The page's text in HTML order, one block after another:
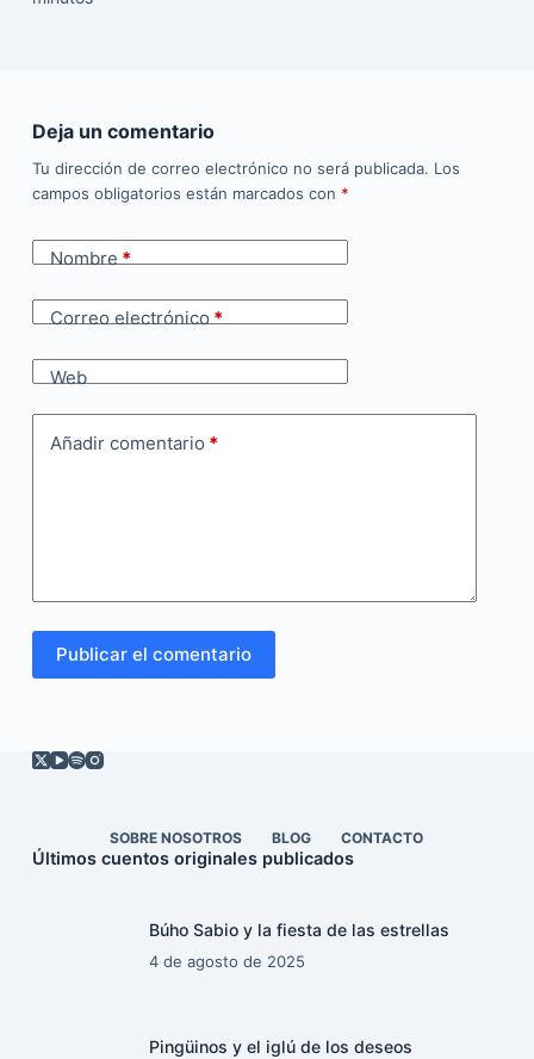
Deja un comentario
Tu dirección de correo electrónico no será publicada. Los
campos obligatorios están marcados con *
Nombre*
Correo electrónico*
Web
Añadir comentario *
Publicar el comentario
SOBRE NOSOTROS BLOG CONTACTO
Últimos cuentos originales publicados
Búho Sabio y la fiesta de las estrellas
4 de agosto de 2025
Pingüinos y el iglú de los deseos